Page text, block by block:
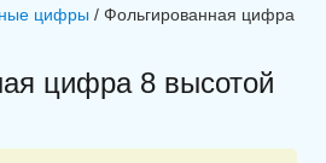
цифры / Фольгированная цифра
цифра 8 высотой